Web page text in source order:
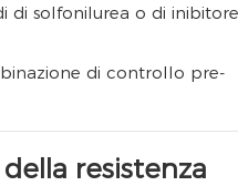
di solfonilurea o di
di controllo pre-
resistenza